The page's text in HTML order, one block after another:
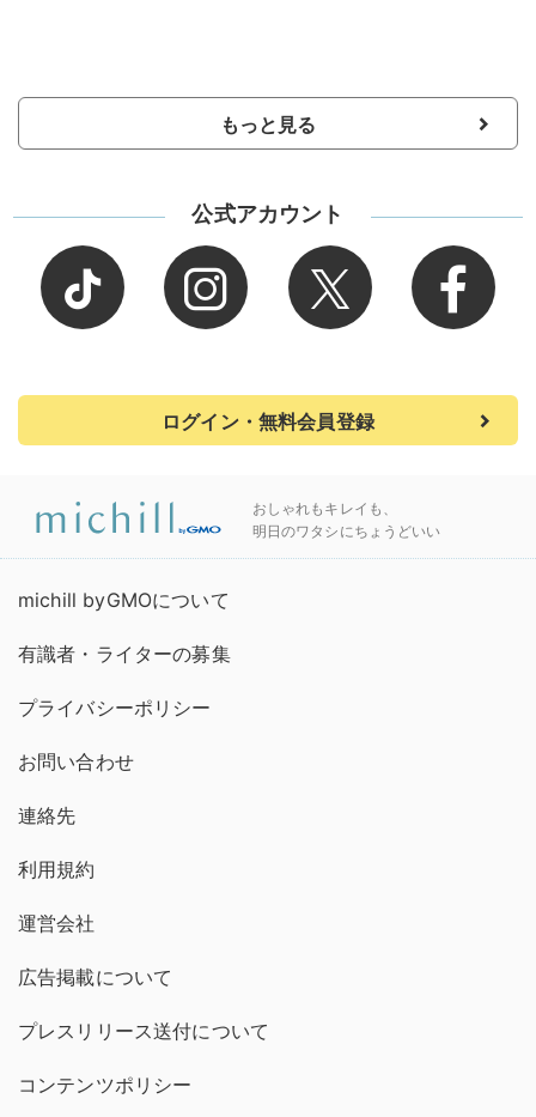
もっと見る
公式アカウント
ログイン・無料会員登録
おしゃれもキレイも、
明日のワタシにちょうどいい
michill byGMOについて
有識者・ライターの募集
プライバシーポリシー
お問い合わせ
連絡先
利用規約
運営会社
広告掲載について
プレスリリース送付について
コンテンツポリシー